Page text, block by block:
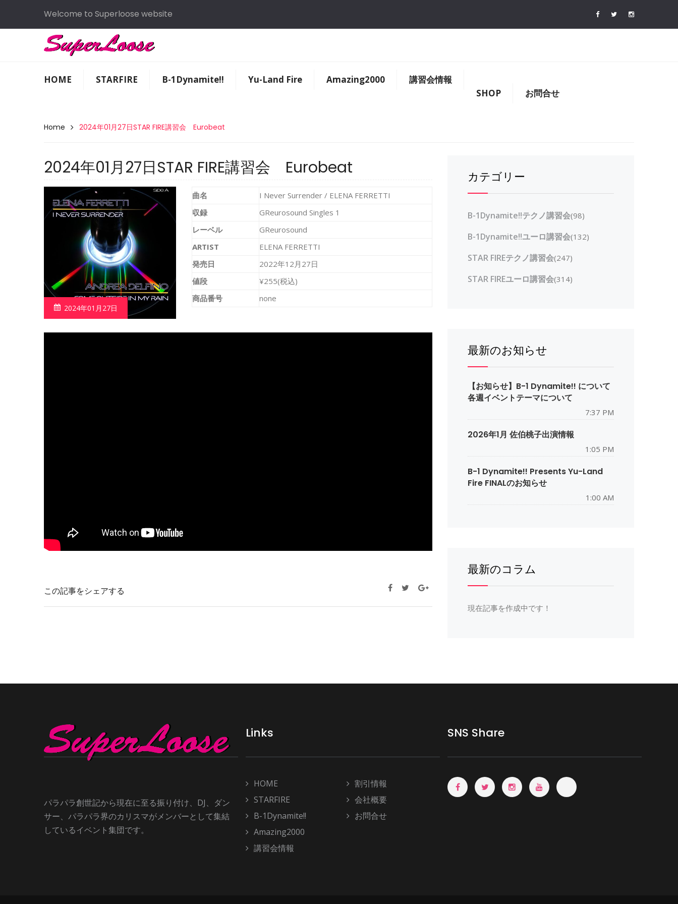
Welcome to Superloose website
HOME STARFIRE B-1Dynamite!! Yu-Land Fire Amazing2000
講習会情報
SHOP
お問合せ
Home 2024年01月27日STAR FIRE講習会 Eurobeat
2024年01月27日STAR FIRE講習会 Eurobeat
2024年01月27日
曲名
I Never Surrender / ELENA FERRETTI
収録
GReurosound Singles 1
レーベル
GReurosound
ARTIST
ELENA FERRETTI
発売日
2022年12月27日
値段
¥255(税込)
商品番号
none
この記事をシェアする
カテゴリー
B-1Dynamite!!テクノ講習会(98)
B-1Dynamite!!ユーロ講習会(132)
STAR FIREテクノ講習会(247)
STAR FIREユーロ講習会(314)
最新のお知らせ
【お知らせ】B-1 Dynamite!! について
各週イベントテーマについて
7:37 PM
2026年1月 佐伯桃子出演情報
1:05 PM
B-1 Dynamite!! Presents Yu-Land
Fire FINALのお知らせ
1:00 AM
最新のコラム
現在記事を作成中です！
パラパラ創世記から現在に至る振り付け、DJ、ダン
サー、パラパラ界のカリスマがメンバーとして集結
しているイベント集団です。
Links
HOME
STARFIRE
B-1Dynamite!!
Amazing2000
講習会情報
割引情報
会社概要
お問合せ
SNS Share